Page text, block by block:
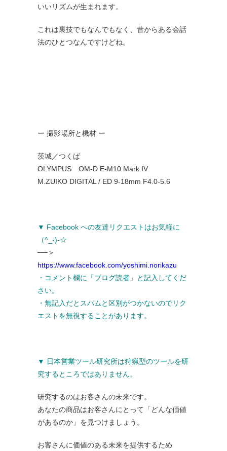
いいリズムが生まれます。
これは裏技でもなんでもなく、昔からある会話
法のひとつなんですけどね。
ー 撮影場所と機材 ー
茨城／つくば
OLYMPUS OM-D E-M10 Mark IV
M.ZUIKO DIGITAL / ED 9-18mm F4.0-5.6
▼ Facebook への友達リクエストはお気軽に
（^_-)-☆
──＞
https://www.facebook.com/yoshimi.norikazu
・コメント欄に「ブログ読者」と記入してくだ
さい。
・無記入だとスパムと区別がつかないのでリク
エストを無視することがあります。
▼ 日本営業ツール研究所は狩猟型のツールを研
究するところではありません。
研究するのはお客さんの未来です。
あなたの商品はお客さんにとって「どんな価値
があるのか」を見つけましょう。
お客さんに価値のある未来を提供するため